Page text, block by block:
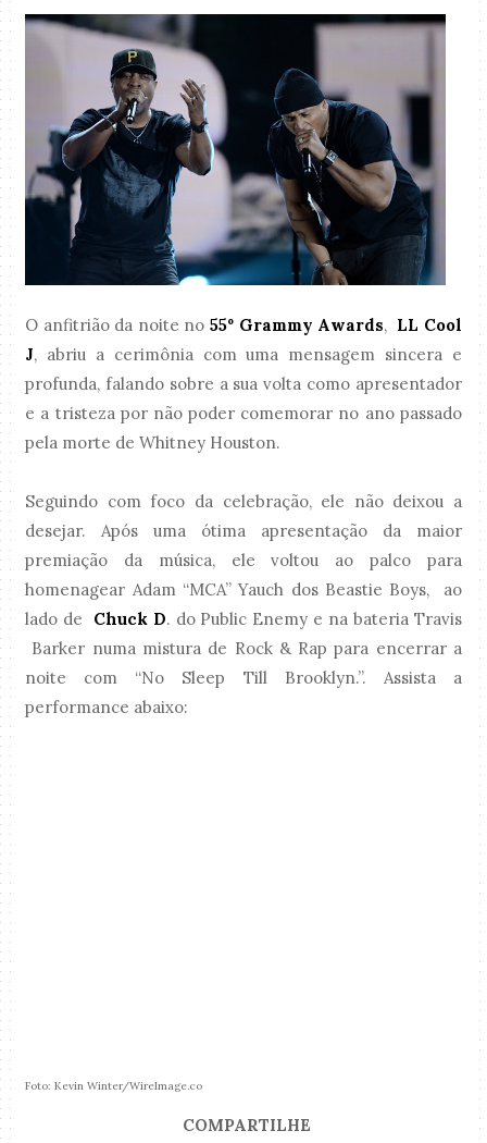
O anfitrião da noite no 55º Grammy Awards, LL Cool
J, abriu a cerimônia com uma mensagem sincera e
profunda, falando sobre a sua volta como apresentador
e a tristeza por não poder comemorar no ano passado
pela morte de Whitney Houston.
Seguindo com foco da celebração, ele não deixou a
desejar. Após uma ótima apresentação da maior
premiação da música, ele voltou ao palco para
homenagear Adam “MCA” Yauch dos Beastie Boys, ao
lado de Chuck D. do Public Enemy e na bateria Travis
Barker numa mistura de Rock & Rap para encerrar a
noite com “No Sleep Till Brooklyn.”. Assista a
performance abaixo:
Foto: Kevin Winter/WireImage.co
COMPARTILHE